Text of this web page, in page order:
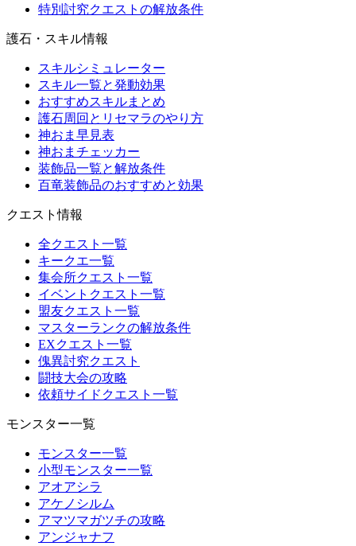
特別討究クエストの解放条件
護石・スキル情報
スキルシミュレーター
スキル一覧と発動効果
おすすめスキルまとめ
護石周回とリセマラのやり方
神おま早見表
神おまチェッカー
装飾品一覧と解放条件
百竜装飾品のおすすめと効果
クエスト情報
全クエスト一覧
キークエ一覧
集会所クエスト一覧
イベントクエスト一覧
盟友クエスト一覧
マスターランクの解放条件
EXクエスト一覧
傀異討究クエスト
闘技大会の攻略
依頼サイドクエスト一覧
モンスター一覧
モンスター一覧
小型モンスター一覧
アオアシラ
アケノシルム
アマツマガツチの攻略
アンジャナフ